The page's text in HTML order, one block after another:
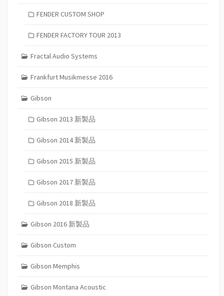
FENDER CUSTOM SHOP
FENDER FACTORY TOUR 2013
Fractal Audio Systems
Frankfurt Musikmesse 2016
Gibson
Gibson 2013 新製品
Gibson 2014 新製品
Gibson 2015 新製品
Gibson 2017 新製品
Gibson 2018 新製品
Gibson 2016 新製品
Gibson Custom
Gibson Memphis
Gibson Montana Acoustic